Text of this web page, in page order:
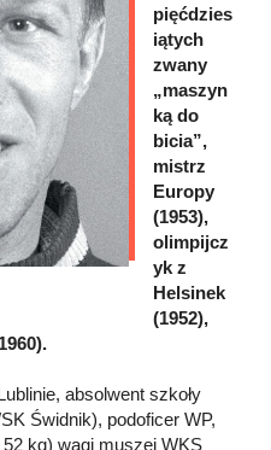
pięćdzies
iątych
zwany
„maszyn
ką do
bicia”,
mistrz
Europy
(1953),
olimpijcz
yk z
Helsinek
(1952),
absolwent szkoły
Świdnik), podoficer WP,
kg) wagi muszej WKS